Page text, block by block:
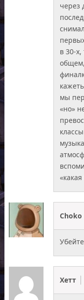
через
в 30-
мы
«но»
Choko
Хетт